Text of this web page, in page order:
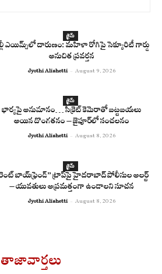
క్రైమ్
ఎయిమ్స్‌లో దారుణం: మహిళా రోగిపై సెక్యూరిటీ గార్డు
అనుచిత ప్రవర్తన
Jyothi Alishetti - August 9, 2026
క్రైమ్
భార్యపై అనుమానం… సీక్రెట్ కెమెరాతో బట్టబయలు
అయిన దొంగతనం – జైపూర్‌లో సంచలనం
Jyothi Alishetti - August 8, 2026
క్రైమ్
బాయ్‌ఫ్రెండ్” ట్రాప్‌పై హైదరాబాద్ పోలీసుల అలర్ట్
– యువతులు అప్రమత్తంగా ఉండాలని సూచన
Jyothi Alishetti - August 8, 2026
తాజావార్తలు